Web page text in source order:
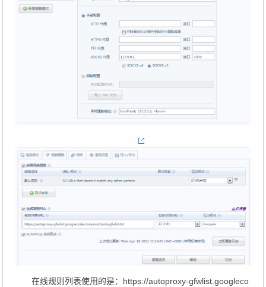
在线规则列表使用的是：https://autoproxy-gfwlist.googleco